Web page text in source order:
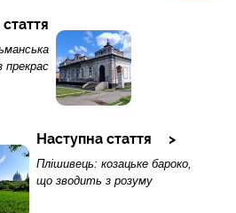
прекрас
Наступна стаття
Плішивець: козацьке бароко,
що зводить з розуму